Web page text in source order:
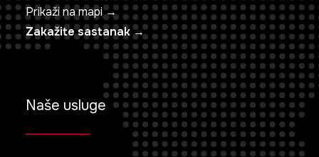
Prikaži na mapi →
Zakažite sastanak →
Naše usluge